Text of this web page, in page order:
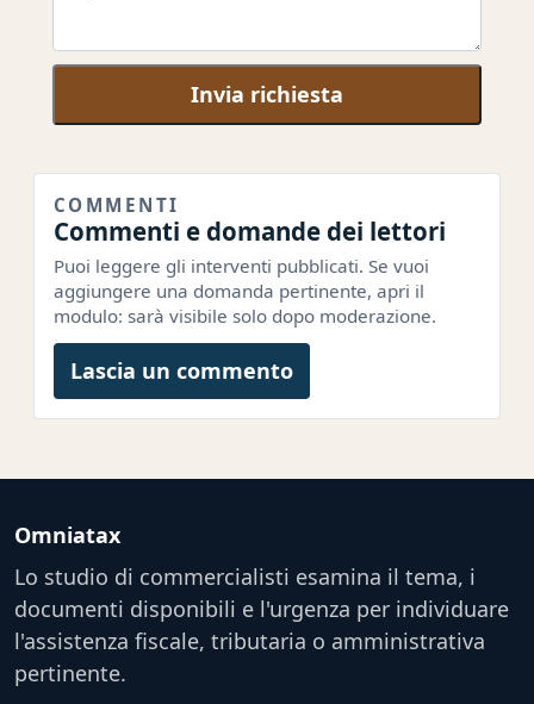
Invia richiesta
COMMENTI
Commenti e domande dei lettori
Puoi leggere gli interventi pubblicati. Se vuoi
aggiungere una domanda pertinente, apri il
modulo: sarà visibile solo dopo moderazione.
Lascia un commento
Omniatax
Lo studio di commercialisti esamina il tema, i
documenti disponibili e l'urgenza per individuare
l'assistenza fiscale, tributaria o amministrativa
pertinente.